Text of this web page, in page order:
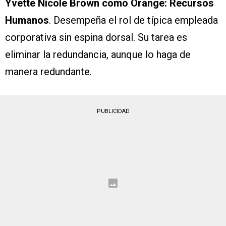
Yvette Nicole Brown como Orange: Recursos
Humanos. Desempeña el rol de típica empleada
corporativa sin espina dorsal. Su tarea es
eliminar la redundancia, aunque lo haga de
manera redundante.
PUBLICIDAD